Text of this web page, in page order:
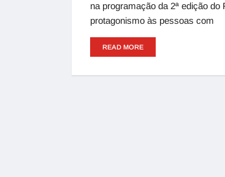
na programação da 2ª edição
protagonismo às pessoas com
READ MORE